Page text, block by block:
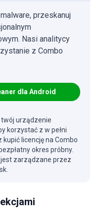
przeskanuj
Nasi analitycy
z Combo
dla Android
twój urządzenie
korzystać z w pełni
licencję na Combo
okres próbny.
jest zarządzane przez